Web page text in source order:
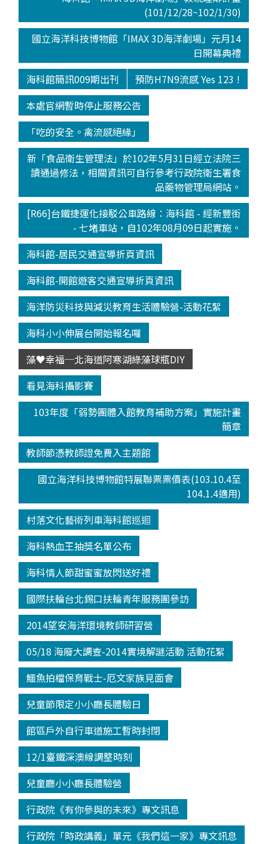
(101/12/28~102/1/30)
國立海洋科技博物館「IMAX 3D海洋劇場」元月14
日開幕典禮
海科館簡訊009期出刊
預防H7N9流感 Yes 123 !
本處官網暫時停止服務公告
「吃的安全。禽流感絕緣」
新「食品衛生管理法」於102年5月31日經立法院三
讀通過修法，相關資訊可自行參考行政院衛生署食
品藥物管理局網站。
[R66]台鐵捷運化接駁公車路線：海科館 - 經新豐街
- 七堵車站，自102年08月09日起實施。
海科館-居民交通宣導折頁資訊
海科館-開館遊客交通宣導折頁資訊
海洋防災科技與減災教育生活體驗營-活動花絮
海科小小伸展台開始報名囉
藻♥幸福─北海道阿寒湖綠藻球瓶DIY
看見海科攝影賽
103年度「弱勢團體入館教育補助方案」實施計畫
簡章
教師節憑教師證免費入主題館
國立海洋科技博物館特展聯票票價表(103.10.4至
104.1.4適用)
村落文化藝術列車海科館巡迴
海科熱血王抽獎名單公布
海科情人節甜蜜蜜放閃送好禮
國際扶輪台北錫口扶輪青年服務團參訪
2014望安海洋環境教師研習營
05/18 海廢大調查-2014實境解謎活動 活動花絮
鱷魚拍檔保育戰士-厄文家族見面會
兒童節限定小小廳長體驗日
館區戶外自行車道施工暫時封閉
12/1臺鐵深澳線調整時刻
兒童廳小小廳長體驗營
行政院《有你參與的未來》專文訊息
行政院「時政講義」單元《我們這一家》專文訊息